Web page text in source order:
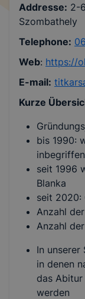
Addresse: 2-
Szombathely
Telephone:
Web: https://
E-mail:
Kurze
bis 1990:
inbegriffen
seit 1996
Blanka
seit 2020:
Anzahl
Anzahl
In unserer
in denen
das
werden